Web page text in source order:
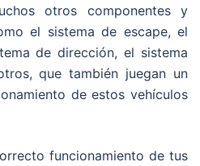
otros componentes y
el sistema de escape, el
de dirección, el sistema
que también juegan un
de estos vehículos
funcionamiento de tus